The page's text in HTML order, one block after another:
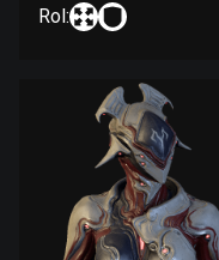
Rol: